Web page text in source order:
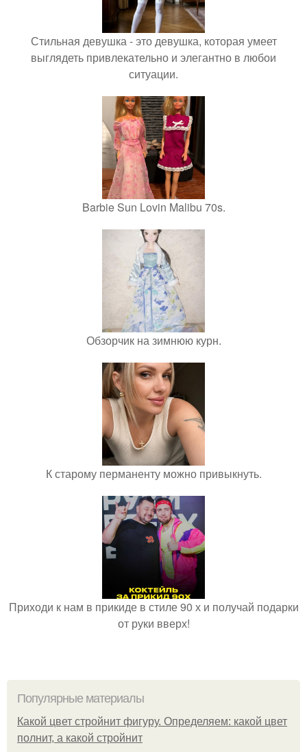
Стильная девушка - это девушка, которая умеет
выглядеть привлекательно и элегантно в любои
ситуации.
Barbie Sun Lovin Malibu 70s.
Обзорчик на зимнюю курн.
К старому перманенту можно привыкнуть.
Приходи к нам в прикиде в стиле 90 х и получай подарки
от руки вверх!
Популярные материалы
Какой цвет стройнит фигуру. Определяем: какой цвет
полнит, а какой стройнит